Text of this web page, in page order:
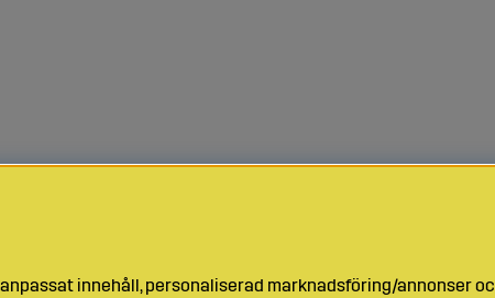
innehåll, personaliserad marknadsföring/annonser